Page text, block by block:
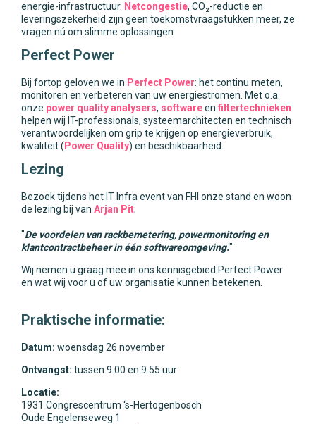
energie-infrastructuur. Netcongestie, CO₂-reductie en
leveringszekerheid zijn geen toekomstvraagstukken meer, ze
vragen nú om slimme oplossingen.
Perfect Power
Bij fortop geloven we in Perfect Power: het continu meten,
monitoren en verbeteren van uw energiestromen. Met o.a.
onze power quality analysers, softwareen filtertechnieken
helpen wij IT-professionals, systeemarchitecten en technisch
verantwoordelijken om grip te krijgen op energieverbruik,
kwaliteit ( Power Quality) en beschikbaarheid.
Lezing
Bezoek tijdens het IT Infra event van FHI onze stand en woon
de lezing bij van Arjan Pit;
"De voordelen van rackbemetering, powermonitoring en
klantcontractbeheer in één softwareomgeving."
Wij nemen u graag mee in ons kennisgebied Perfect Power
en wat wij voor u of uw organisatie kunnen betekenen.
Praktische informatie:
Datum: woensdag 26 november
Ontvangst: tussen 9.00 en 9.55 uur
Locatie:
1931 Congrescentrum ‘s-Hertogenbosch
Oude Engelenseweg 1